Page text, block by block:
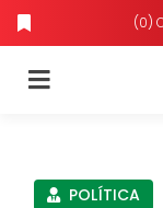
(0)
POLÍTICA